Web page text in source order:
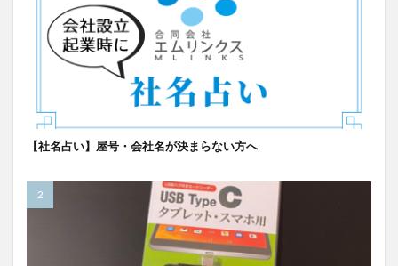
【社名占い】屋号・会社名が決まらない方へ